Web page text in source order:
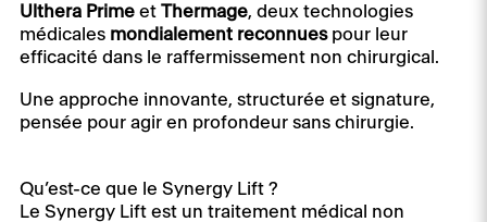
Ulthera Primeet Thermage, deux technologies
médicales mondialement reconnuespour leur
efficacité dans le raffermissement non chirurgical.
Une approche innovante, structurée et signature,
pensée pour agir en profondeur sans chirurgie.
Qu’est-ce que le Synergy Lift ?
Le Synergy Lift est un traitement médical non